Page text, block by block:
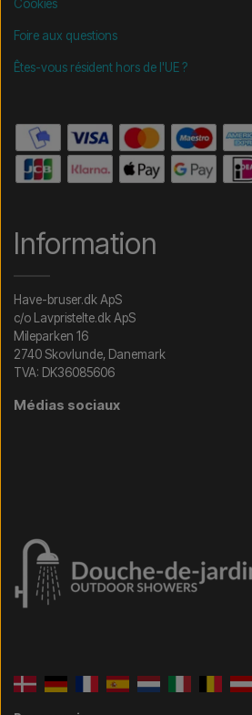
Cookies
Foire aux questions
Êtes-vous résident hors de l'UE ?
Information
Have-bruser.dk ApS
c/o Lavpristelte.dk ApS
Mileparken 16
2740 Skovlunde, Danemark
TVA: DK36085606
Médias sociaux